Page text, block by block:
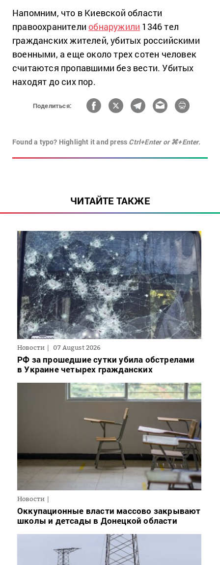
Напомним, что в Киевской области
правоохранители обнаружили 1346 тел
гражданских жителей, убитых российскими
военными, а еще около трех сотен человек
считаются пропавшими без вести. Убитых
находят до сих пор.
Поделиться:
Found a typo? Highlight it and press Ctrl+Enter or ⌘+Enter.
ЧИТАЙТЕ ТАКЖЕ
Новости 07 August 2026
РФ за прошедшие сутки убила обстрелами
в Украине четырех гражданских
Новости
Оккупационные власти массово закрывают
школы и детсады в Донецкой области